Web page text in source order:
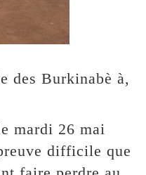
des Burkinabè à,
mardi 26 mai
difficile que